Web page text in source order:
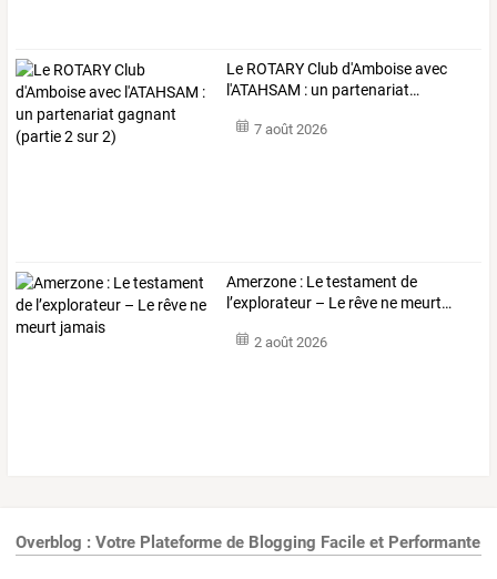
Le ROTARYClubd'Amboiseavec
l'ATAHSAM : un partenariat…
7 août 2026
Amerzone : Letestament de
l’explorateur – Le rêve ne meurt…
2 août 2026
Overblog : Votre Plateforme de Blogging Facile et Performante